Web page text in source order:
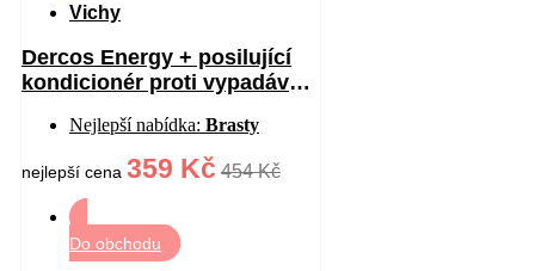
Vichy
Dercos Energy + posilující
kondicionér proti vypadávání
Nejlepší nabídka: Brasty
nejlepší cena 359 Kč 454 Kč
Do obchodu